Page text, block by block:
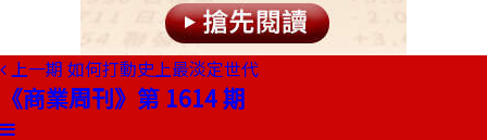
上一期 如何打動史上最淡定世代
《商業周刊》第 1614 期